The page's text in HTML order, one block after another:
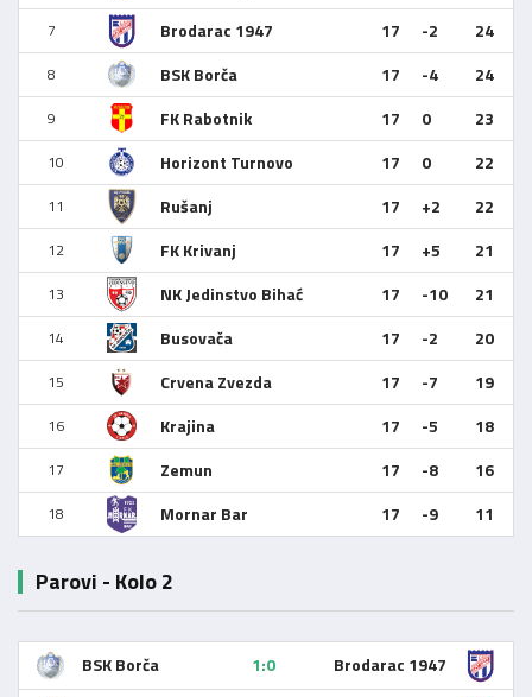
7 Brodarac 1947 17 -2 24
8 BSK Borča 17 -4 24
9 FK Rabotnik 17 0 23
10 Horizont Turnovo 17 0 22
11 Rušanj 17 +2 22
12 FK Krivanj 17 +5 21
13 NK Jedinstvo Bihać 17 -10 21
14 Busovača 17 -2 20
15 Crvena Zvezda 17 -7 19
16 Krajina 17 -5 18
17 Zemun 17 -8 16
18 Mornar Bar 17 -9 11
Parovi - Kolo 2
BSK Borča 1:0
Brodarac 1947